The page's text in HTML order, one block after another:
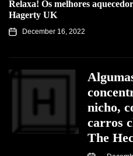
Relaxa! Os melhores
Hagerty UK
December 16, 2022
nicho,
carros
The